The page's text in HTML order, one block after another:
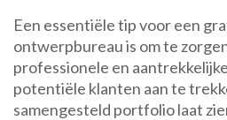
Een essentiële tip voor een
ontwerpbureau is om te
professionele en
potentiële klanten aan te
samengesteld portfolio laat